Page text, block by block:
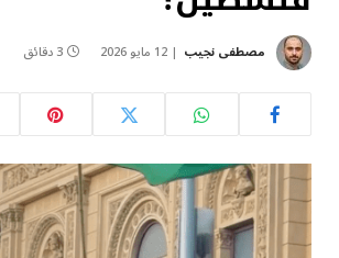
مصطفى نجيب 12 مايو 2026 3 دقائق